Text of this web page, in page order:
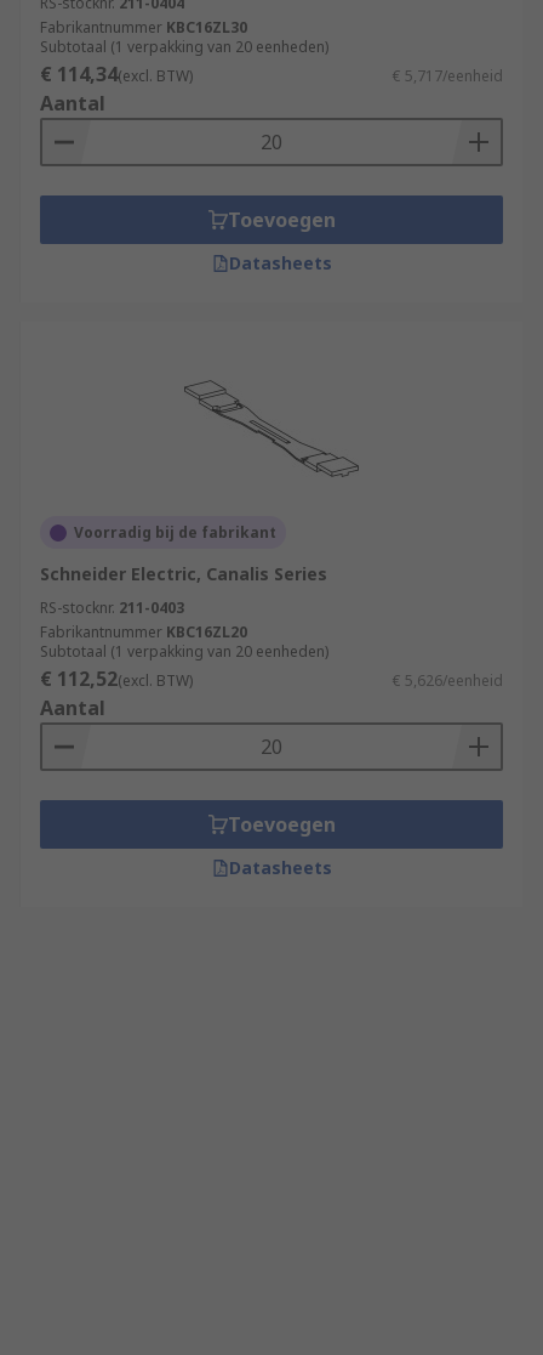
Fabrikantnummer KBC16ZL30
Subtotaal (1 verpakking van 20 eenheden)
€ 114,34(excl. BTW) € 5,717/eenheid
Aantal
Toevoegen
Datasheets
Voorradig bij de fabrikant
Schneider Electric, Canalis Series
RS-stocknr. 211-0403
Fabrikantnummer KBC16ZL20
Subtotaal (1 verpakking van 20 eenheden)
€ 112,52(excl. BTW) € 5,626/eenheid
Aantal
Toevoegen
Datasheets